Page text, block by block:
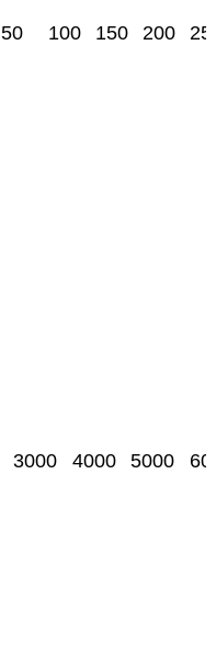
50 100 150 200
3000 4000 5000